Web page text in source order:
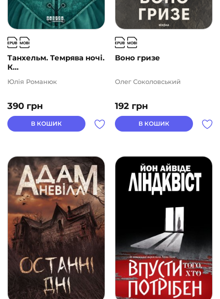
Танхельм. Темрява ночі.
К...
390 грн
Юлія Романюк
В КОШИК
Воно гризе
192 грн
Олег Соколовський
В КОШИК